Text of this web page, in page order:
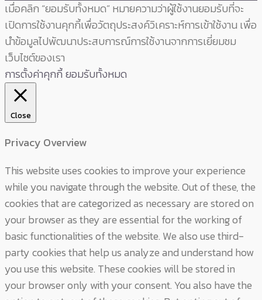
เมื่อคลิก “ยอมรับทั้งหมด” หมายความว่าผู้ใช้งานยอมรับที่จะ
เปิดการใช้งานคุกกี้เพื่อวัตถุประสงค์วิเคราะห์การเข้าใช้งาน เพื่อ
นำข้อมูลไปพัฒนาประสบการณ์การใช้งานจากการเยี่ยมชม
เว็บไซต์ของเรา
การตั้งค่าคุกกี้ยอมรับทั้งหมด
Close
Privacy Overview
This website uses cookies to improve your experience
while you navigate through the website. Out of these, the
cookies that are categorized as necessary are stored on
your browser as they are essential for the working of
basic functionalities of the website. We also use third-
party cookies that help us analyze and understand how
you use this website. These cookies will be stored in
your browser only with your consent. You also have the